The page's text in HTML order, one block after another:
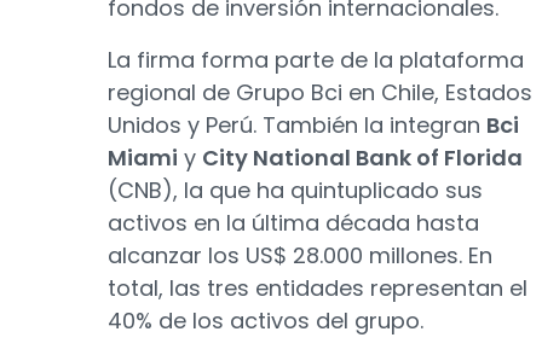
fondos de inversión internacionales.
La firma forma parte de la plataforma
regional de Grupo Bci en Chile, Estados
Unidos y Perú. También la integran Bci
Miami y City National Bank of Florida
(CNB), la que ha quintuplicado sus
activos en la última década hasta
alcanzar los US$ 28.000 millones. En
total, las tres entidades representan el
40% de los activos del grupo.